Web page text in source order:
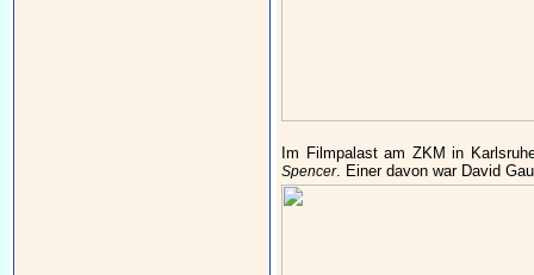
Im Filmpalast am ZKM in
Spencer. Einer davon war David